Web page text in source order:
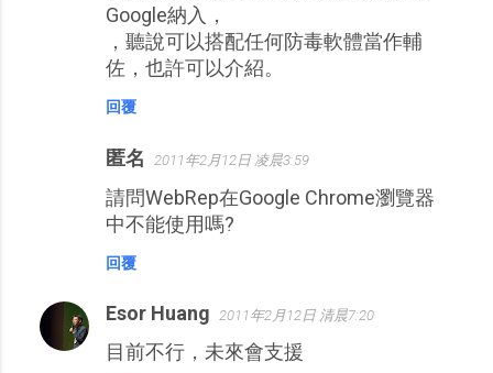
Google納入，
，聽說可以搭配任何防毒軟體當作輔
佐，也許可以介紹。
回覆
匿名 2011年2月12日 凌晨3:59
請問WebRep在Google Chrome瀏覽器
中不能使用嗎?
回覆
Esor Huang 2011年2月12日 清晨7:20
目前不行，未來會支援